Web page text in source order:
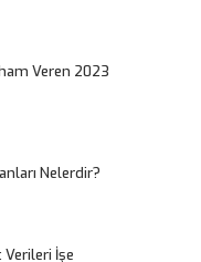
Veren 2023
Nelerdir?
İşe